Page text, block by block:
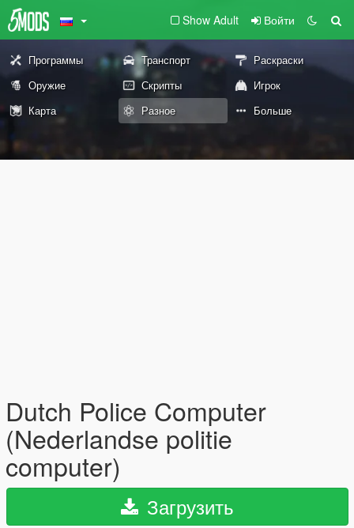
Show Adult Войти
Программы Транспорт
Раскраски
Оружие
Скрипты
Игрок
Карта
Разное Больше
Dutch Police Computer
(Nederlandse politie
computer)
Загрузить